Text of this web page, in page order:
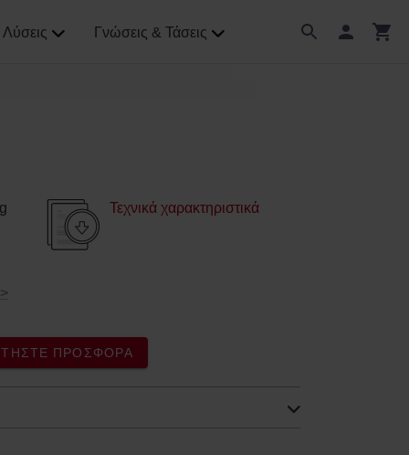
Λύσεις Γνώσεις & Τάσεις
Τεχνικά χαρακτηριστικά
>
ΠΡΟΣΦΟΡΆ